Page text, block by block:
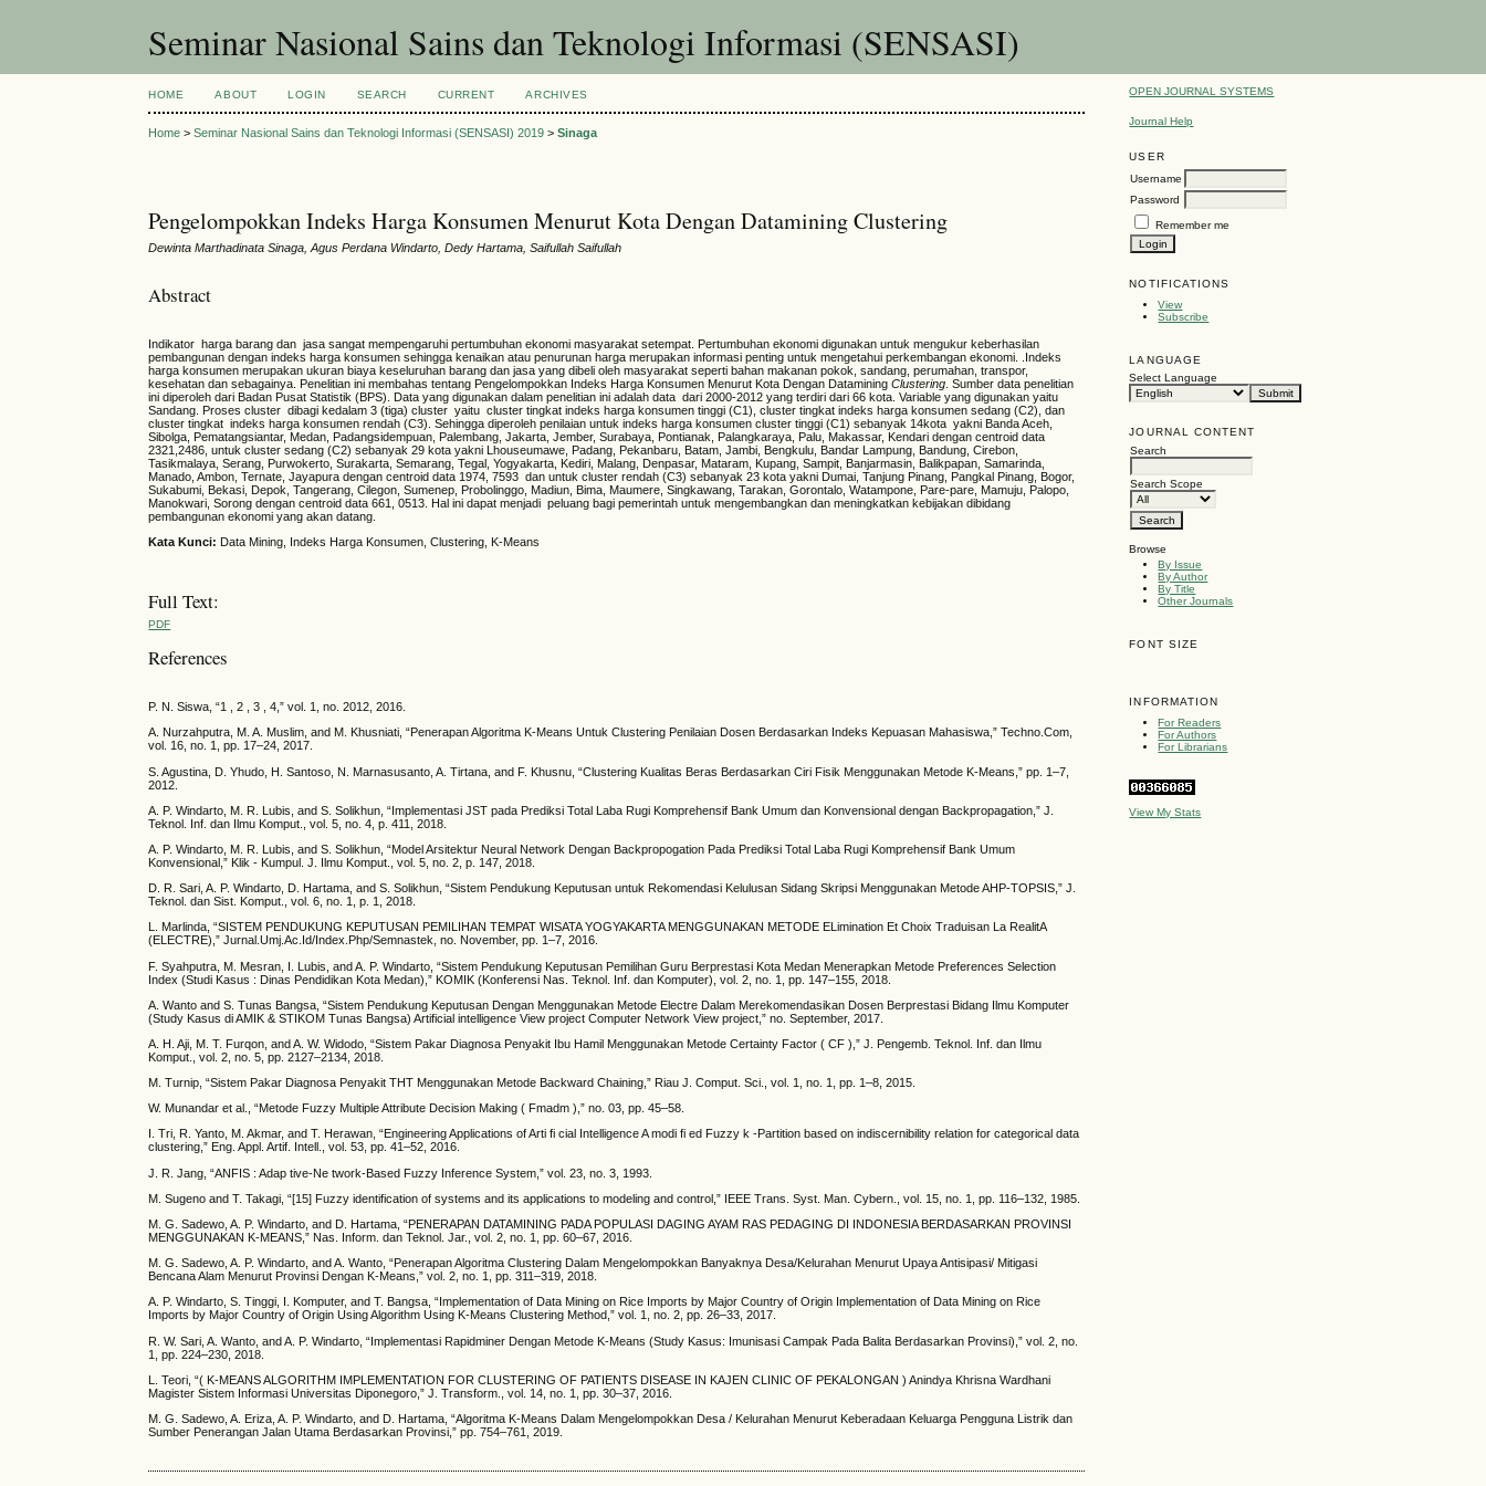
Seminar Nasional Sains dan Teknologi Informasi (SENSASI)
OPEN JOURNAL SYSTEMS
Journal Help
USER
Username
Password
Remember me
NOTIFICATIONS
View
Subscribe
LANGUAGE
Select Language
JOURNAL CONTENT
Search
Search Scope
Browse
By Issue
By Author
By Title
Other Journals
FONT SIZE
INFORMATION
For Readers
For Authors
For Librarians
View My Stats
HOME ABOUT LOGIN SEARCH CURRENT ARCHIVES
Home >Seminar Nasional Sains dan Teknologi Informasi (SENSASI) 2019 >Sinaga
Pengelompokkan Indeks Harga Konsumen Menurut Kota Dengan Datamining Clustering
Dewinta Marthadinata Sinaga, Agus Perdana Windarto, Dedy Hartama, Saifullah Saifullah
Abstract
Indikator harga barang dan jasa sangat mempengaruhi pertumbuhan ekonomi masyarakat setempat. Pertumbuhan ekonomi digunakan untuk mengukur keberhasilan
pembangunan dengan indeks harga konsumen sehingga kenaikan atau penurunan harga merupakan informasi penting untuk mengetahui perkembangan ekonomi. .Indeks
harga konsumen merupakan ukuran biaya keseluruhan barang dan jasa yang dibeli oleh masyarakat seperti bahan makanan pokok, sandang, perumahan, transpor,
kesehatan dan sebagainya. Penelitian ini membahas tentang Pengelompokkan Indeks Harga Konsumen Menurut Kota Dengan DataminingClustering . Sumber data penelitian
ini diperoleh dari Badan Pusat Statistik (BPS). Data yang digunakan dalam penelitian ini adalah data dari 2000-2012 yang terdiri dari 66 kota. Variable yang digunakan yaitu
Sandang. Proses cluster dibagi kedalam 3 (tiga) cluster yaitu cluster tingkat indeks harga konsumen tinggi (C1), cluster tingkat indeks harga konsumen sedang (C2), dan
cluster tingkat indeks harga konsumen rendah (C3). Sehingga diperoleh penilaian untuk indeks harga konsumen cluster tinggi (C1) sebanyak 14kota yakni Banda Aceh,
Sibolga, Pematangsiantar, Medan, Padangsidempuan, Palembang, Jakarta, Jember, Surabaya, Pontianak, Palangkaraya, Palu, Makassar, Kendari dengan centroid data
2321,2486, untuk cluster sedang (C2) sebanyak 29 kota yakni Lhouseumawe, Padang, Pekanbaru, Batam, Jambi, Bengkulu, Bandar Lampung, Bandung, Cirebon,
Tasikmalaya, Serang, Purwokerto, Surakarta, Semarang, Tegal, Yogyakarta, Kediri, Malang, Denpasar, Mataram, Kupang, Sampit, Banjarmasin, Balikpapan, Samarinda,
Manado, Ambon, Ternate, Jayapura dengan centroid data 1974, 7593 dan untuk cluster rendah (C3) sebanyak 23 kota yakni Dumai, Tanjung Pinang, Pangkal Pinang, Bogor,
Sukabumi, Bekasi, Depok, Tangerang, Cilegon, Sumenep, Probolinggo, Madiun, Bima, Maumere, Singkawang, Tarakan, Gorontalo, Watampone, Pare-pare, Mamuju, Palopo,
Manokwari, Sorong dengan centroid data 661, 0513. Hal ini dapat menjadi peluang bagi pemerintah untuk mengembangkan dan meningkatkan kebijakan dibidang
pembangunan ekonomi yang akan datang.
Kata Kunci: Data Mining, Indeks Harga Konsumen, Clustering, K-Means
Full Text:
PDF
References
P. N. Siswa, “1 , 2 , 3 , 4,” vol. 1, no. 2012, 2016.
A. Nurzahputra, M. A. Muslim, and M. Khusniati, “Penerapan Algoritma K-Means Untuk Clustering Penilaian Dosen Berdasarkan Indeks Kepuasan Mahasiswa,” Techno.Com,
vol. 16, no. 1, pp. 17–24, 2017.
S. Agustina, D. Yhudo, H. Santoso, N. Marnasusanto, A. Tirtana, and F. Khusnu, “Clustering Kualitas Beras Berdasarkan Ciri Fisik Menggunakan Metode K-Means,” pp. 1–7,
2012.
A. P. Windarto, M. R. Lubis, and S. Solikhun, “Implementasi JST pada Prediksi Total Laba Rugi Komprehensif Bank Umum dan Konvensional dengan Backpropagation,” J.
Teknol. Inf. dan Ilmu Komput., vol. 5, no. 4, p. 411, 2018.
A. P. Windarto, M. R. Lubis, and S. Solikhun, “Model Arsitektur Neural Network Dengan Backpropogation Pada Prediksi Total Laba Rugi Komprehensif Bank Umum
Konvensional,” Klik - Kumpul. J. Ilmu Komput., vol. 5, no. 2, p. 147, 2018.
D. R. Sari, A. P. Windarto, D. Hartama, and S. Solikhun, “Sistem Pendukung Keputusan untuk Rekomendasi Kelulusan Sidang Skripsi Menggunakan Metode AHP-TOPSIS,” J.
Teknol. dan Sist. Komput., vol. 6, no. 1, p. 1, 2018.
L. Marlinda, “SISTEM PENDUKUNG KEPUTUSAN PEMILIHAN TEMPAT WISATA YOGYAKARTA MENGGUNAKAN METODE ELimination Et Choix Traduisan La RealitA
(ELECTRE),” Jurnal.Umj.Ac.Id/Index.Php/Semnastek, no. November, pp. 1–7, 2016.
F. Syahputra, M. Mesran, I. Lubis, and A. P. Windarto, “Sistem Pendukung Keputusan Pemilihan Guru Berprestasi Kota Medan Menerapkan Metode Preferences Selection
Index (Studi Kasus : Dinas Pendidikan Kota Medan),” KOMIK (Konferensi Nas. Teknol. Inf. dan Komputer), vol. 2, no. 1, pp. 147–155, 2018.
A. Wanto and S. Tunas Bangsa, “Sistem Pendukung Keputusan Dengan Menggunakan Metode Electre Dalam Merekomendasikan Dosen Berprestasi Bidang Ilmu Komputer
(Study Kasus di AMIK & STIKOM Tunas Bangsa) Artificial intelligence View project Computer Network View project,” no. September, 2017.
A. H. Aji, M. T. Furqon, and A. W. Widodo, “Sistem Pakar Diagnosa Penyakit Ibu Hamil Menggunakan Metode Certainty Factor ( CF ),” J. Pengemb. Teknol. Inf. dan Ilmu
Komput., vol. 2, no. 5, pp. 2127–2134, 2018.
M. Turnip, “Sistem Pakar Diagnosa Penyakit THT Menggunakan Metode Backward Chaining,” Riau J. Comput. Sci., vol. 1, no. 1, pp. 1–8, 2015.
W. Munandar et al., “Metode Fuzzy Multiple Attribute Decision Making ( Fmadm ),” no. 03, pp. 45–58.
I. Tri, R. Yanto, M. Akmar, and T. Herawan, “Engineering Applications of Arti fi cial Intelligence A modi fi ed Fuzzy k -Partition based on indiscernibility relation for categorical data
clustering,” Eng. Appl. Artif. Intell., vol. 53, pp. 41–52, 2016.
J. R. Jang, “ANFIS : Adap tive-Ne twork-Based Fuzzy Inference System,” vol. 23, no. 3, 1993.
M. Sugeno and T. Takagi, “[15] Fuzzy identification of systems and its applications to modeling and control,” IEEE Trans. Syst. Man. Cybern., vol. 15, no. 1, pp. 116–132, 1985.
M. G. Sadewo, A. P. Windarto, and D. Hartama, “PENERAPAN DATAMINING PADA POPULASI DAGING AYAM RAS PEDAGING DI INDONESIA BERDASARKAN PROVINSI
MENGGUNAKAN K-MEANS,” Nas. Inform. dan Teknol. Jar., vol. 2, no. 1, pp. 60–67, 2016.
M. G. Sadewo, A. P. Windarto, and A. Wanto, “Penerapan Algoritma Clustering Dalam Mengelompokkan Banyaknya Desa/Kelurahan Menurut Upaya Antisipasi/ Mitigasi
Bencana Alam Menurut Provinsi Dengan K-Means,” vol. 2, no. 1, pp. 311–319, 2018.
A. P. Windarto, S. Tinggi, I. Komputer, and T. Bangsa, “Implementation of Data Mining on Rice Imports by Major Country of Origin Implementation of Data Mining on Rice
Imports by Major Country of Origin Using Algorithm Using K-Means Clustering Method,” vol. 1, no. 2, pp. 26–33, 2017.
R. W. Sari, A. Wanto, and A. P. Windarto, “Implementasi Rapidminer Dengan Metode K-Means (Study Kasus: Imunisasi Campak Pada Balita Berdasarkan Provinsi),” vol. 2, no.
1, pp. 224–230, 2018.
L. Teori, “( K-MEANS ALGORITHM IMPLEMENTATION FOR CLUSTERING OF PATIENTS DISEASE IN KAJEN CLINIC OF PEKALONGAN ) Anindya Khrisna Wardhani
Magister Sistem Informasi Universitas Diponegoro,” J. Transform., vol. 14, no. 1, pp. 30–37, 2016.
M. G. Sadewo, A. Eriza, A. P. Windarto, and D. Hartama, “Algoritma K-Means Dalam Mengelompokkan Desa / Kelurahan Menurut Keberadaan Keluarga Pengguna Listrik dan
Sumber Penerangan Jalan Utama Berdasarkan Provinsi,” pp. 754–761, 2019.